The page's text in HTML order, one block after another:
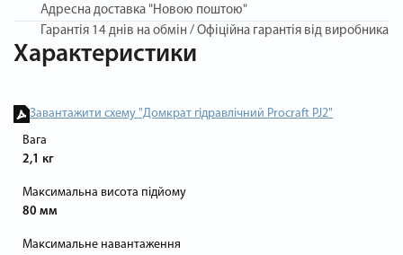
Адресна доставка "Новою поштою"
Гарантія 14 днів на обмін / Офіційна гарантія від виробника
Характеристики
Завантажити схему "Домкрат гідравлічний Procraft PJ2"
Вага
2,1 кг
Максимальна висота підйому
80 мм
Максимальне навантаження